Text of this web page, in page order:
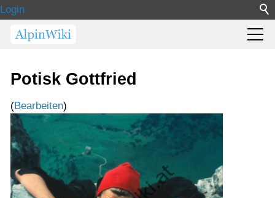
Login
Potisk Gottfried
(Bearbeiten)